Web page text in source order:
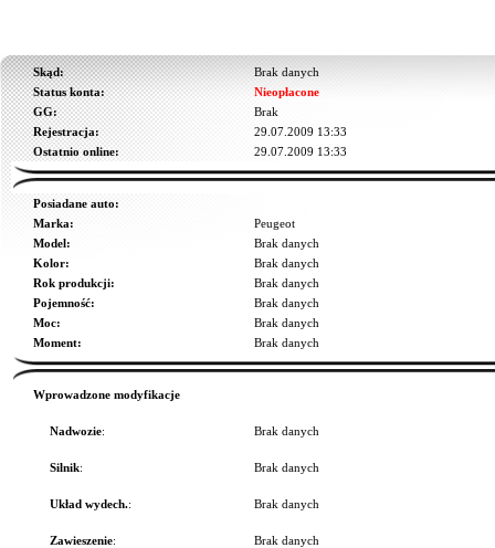
Skąd:
Brak danych
Status konta:
Nieopłacone
GG:
Brak
Rejestracja:
29.07.2009 13:33
Ostatnio online:
29.07.2009 13:33
Posiadane auto:
Marka:
Peugeot
Model:
Brak danych
Kolor:
Brak danych
Rok produkcji:
Brak danych
Pojemność:
Brak danych
Moc:
Brak danych
Moment:
Brak danych
Wprowadzone modyfikacje
Nadwozie: Brak danych
Silnik: Brak danych
Układ wydech.: Brak danych
Zawieszenie: Brak danych